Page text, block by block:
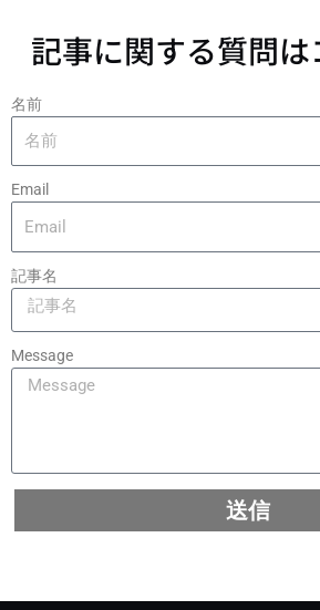
記事に関する質問は
名前
Email
記事名
Message
送信